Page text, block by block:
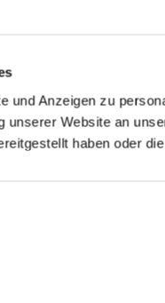
und Anzeigen zu
unserer Website an
haben oder